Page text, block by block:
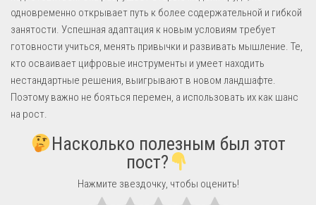
одновременно открывает путь к более содержательной и гибкой
занятости. Успешная адаптация к новым условиям требует
готовности учиться, менять привычки и развивать мышление. Те,
кто осваивает цифровые инструменты и умеет находить
нестандартные решения, выигрывают в новом ландшафте.
Поэтому важно не бояться перемен, а использовать их как шанс
на рост.
Насколько полезным был этот
пост?
Нажмите звездочку, чтобы оценить!